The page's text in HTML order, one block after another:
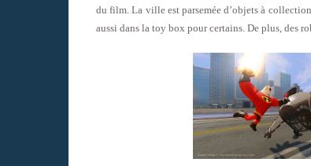
du film. La ville est parsemée d’objets à
aussi dans la toy box pour certains. De plus, des